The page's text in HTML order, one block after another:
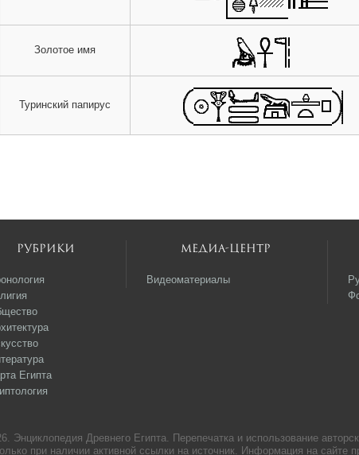
Золотое имя
Туринский папирус
Рубрики
Египта
Медиа-центр
Видеоматериалы
Энциклопедия Древнего Египта. Перепечатка и использование
при наличии активной ссылки на источник. Информация на сайте